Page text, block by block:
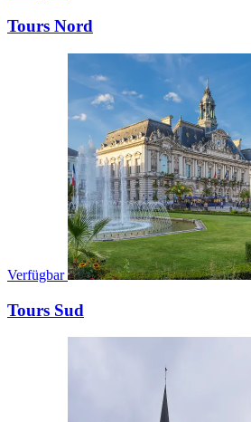
Tours Nord
Verfügbar
Tours Sud